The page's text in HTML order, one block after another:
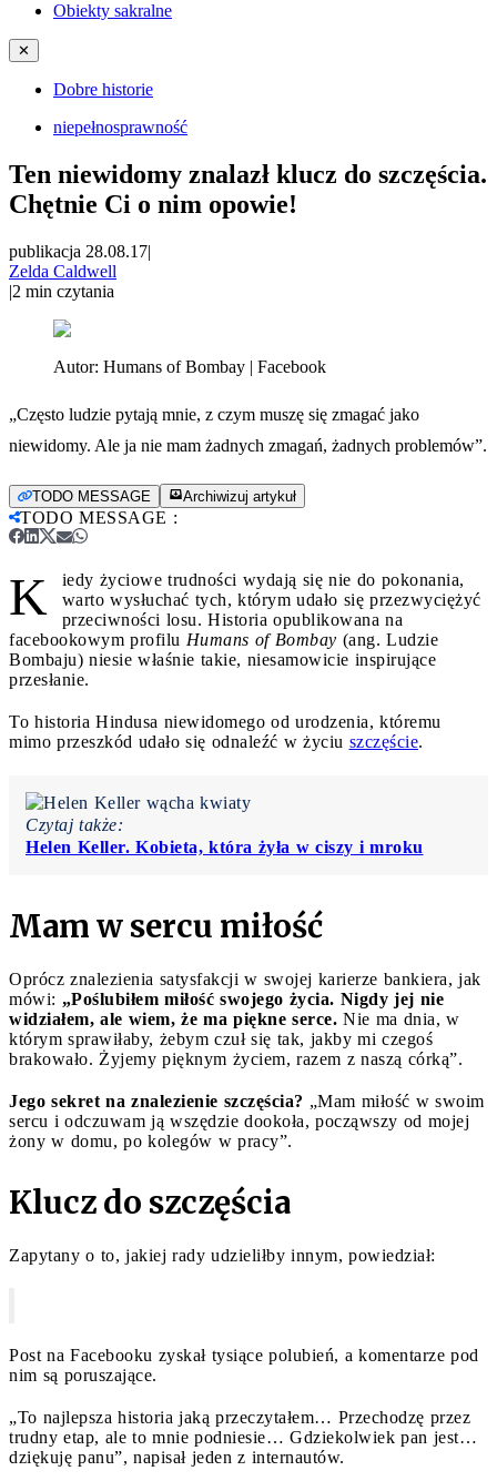
Obiekty sakralne
✕
Dobre historie
niepełnosprawność
Ten niewidomy znalazł klucz do szczęścia.
Chętnie Ci o nim opowie!
publikacja 28.08.17|
Zelda Caldwell
|2 min czytania
Autor: Humans of Bombay | Facebook
„Często ludzie pytają mnie, z czym muszę się zmagać jako
niewidomy. Ale ja nie mam żadnych zmagań, żadnych problemów”.
TODO MESSAGE Archiwizuj artykuł
TODO MESSAGE :
K
iedy życiowe trudności wydają się nie do pokonania,
warto wysłuchać tych, którym udało się przezwyciężyć
przeciwności losu. Historia opublikowana na
facebookowym profilu Humans of Bombay (ang. Ludzie
Bombaju) niesie właśnie takie, niesamowicie inspirujące
przesłanie.
To historia Hindusa niewidomego od urodzenia, któremu
mimo przeszkód udało się odnaleźć w życiu szczęście.
Czytaj także:
Helen Keller. Kobieta, która żyła w ciszy i mroku
Mam w sercu miłość
Oprócz znalezienia satysfakcji w swojej karierze bankiera, jak
mówi: „Poślubiłem miłość swojego życia. Nigdy jej nie
widziałem, ale wiem, że ma piękne serce. Nie ma dnia, w
którym sprawiłaby, żebym czuł się tak, jakby mi czegoś
brakowało. Żyjemy pięknym życiem, razem z naszą córką”.
Jego sekret na znalezienie szczęścia? „Mam miłość w swoim
sercu i odczuwam ją wszędzie dookoła, począwszy od mojej
żony w domu, po kolegów w pracy”.
Klucz do szczęścia
Zapytany o to, jakiej rady udzieliłby innym, powiedział:
Post na Facebooku zyskał tysiące polubień, a komentarze pod
nim są poruszające.
„To najlepsza historia jaką przeczytałem… Przechodzę przez
trudny etap, ale to mnie podniesie… Gdziekolwiek pan jest…
dziękuję panu”, napisał jeden z internautów.